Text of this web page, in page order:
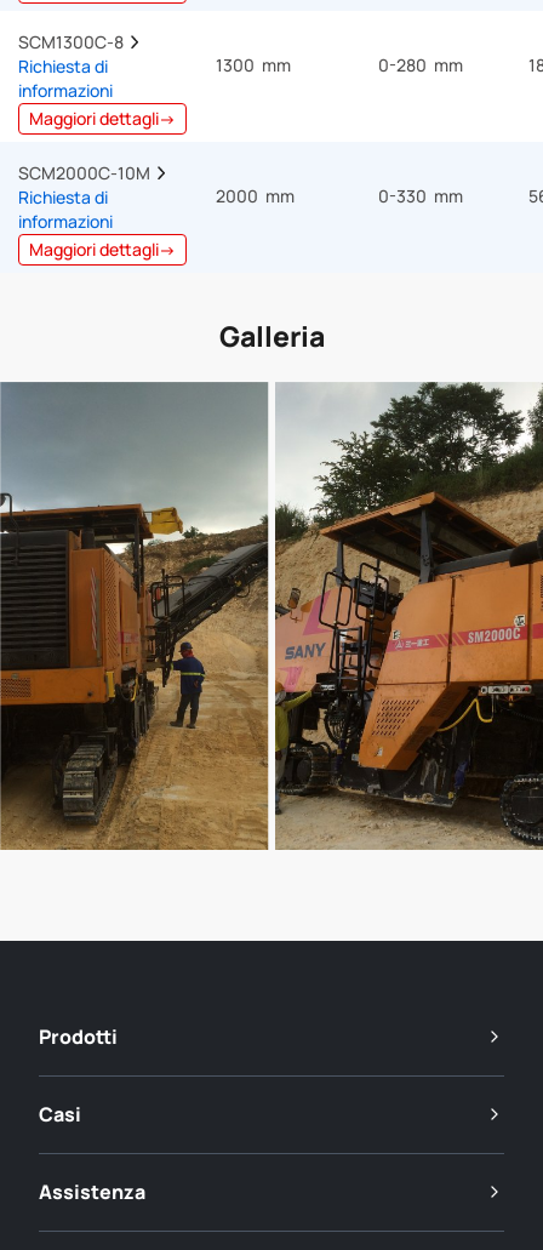
SCM1300C-8
Richiesta di
informazioni
Maggiori dettagli→
1300 mm 0-280 mm
SCM2000C-10M
Richiesta di
informazioni
Maggiori dettagli→
2000 mm 0-330 mm
Galleria
Prodotti
Casi
Assistenza